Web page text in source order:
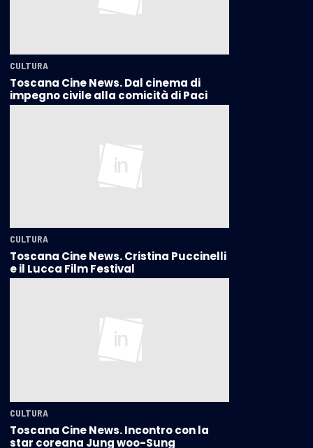
CULTURA
Toscana Cine News. Dal cinema di
impegno civile alla comicità di Paci
CULTURA
Toscana Cine News. Cristina Puccinelli
e il Lucca Film Festival
CULTURA
Toscana Cine News. Incontro con la
star coreana Jung woo-Sung